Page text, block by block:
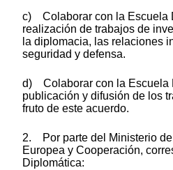
c) Colaborar con la Escuela
realización de trabajos de
la diplomacia, las relaciones
seguridad y defensa.
d) Colaborar con la Escuela
publicación y difusión de los
fruto de este acuerdo.
2. Por parte del Ministerio
Europea y Cooperación,
Diplomática: